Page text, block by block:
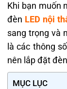
Khi bạn muốn
đèn LED nội
sang trọng và
là các thông
nên lắp đặt
MỤC LỤC